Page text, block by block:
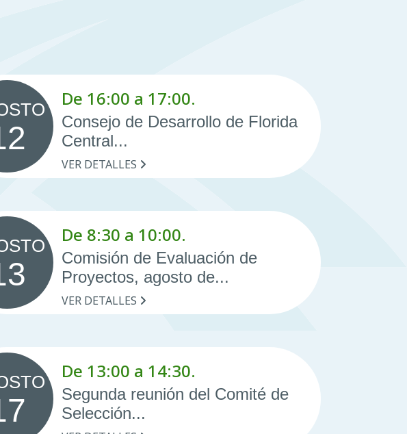
De 16:00 a 17:00.
Consejo de Desarrollo de Florida
Central...
VER DETALLES
De 8:30 a 10:00.
Comisión de Evaluación de
Proyectos, agosto de...
VER DETALLES
De 13:00 a 14:30.
Segunda reunión del Comité de
Selección...